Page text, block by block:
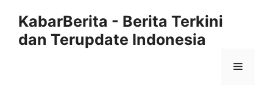
KabarBerita - Berita Terkini
dan Terupdate Indonesia
Menu